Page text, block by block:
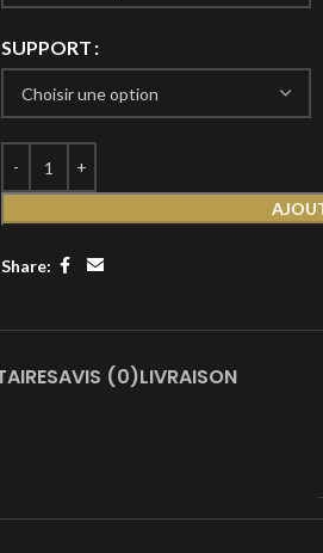
SUPPORT
Share:
AVIS (0)LIVRAISON